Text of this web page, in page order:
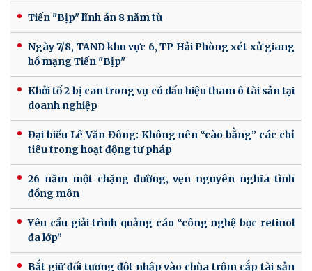
Tiến "Bịp" lĩnh án 8 năm tù
Ngày 7/8, TAND khu vực 6, TP Hải Phòng xét xử giang
hồ mạng Tiến "Bịp"
Khởi tố 2 bị can trong vụ có dấu hiệu tham ô tài sản tại
doanh nghiệp
Đại biểu Lê Văn Đông: Không nên “cào bằng” các chỉ
tiêu trong hoạt động tư pháp
26 năm một chặng đường, vẹn nguyên nghĩa tình
đồng môn
Yêu cầu giải trình quảng cáo “công nghệ bọc retinol
đa lớp”
Bắt giữ đối tượng đột nhập vào chùa trộm cắp tài sản